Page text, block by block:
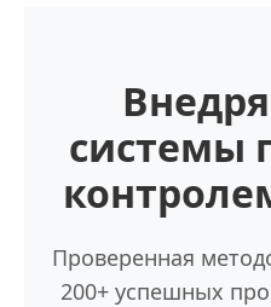
системы
Проверенная
200+ успешных